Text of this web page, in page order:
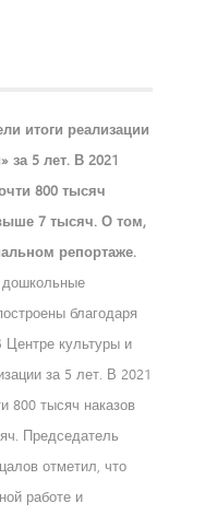
итоги реализации
5 лет. В 2021
800 тысяч
7 тысяч. О том,
репортаже.
дошкольные
благодаря
культуры и
за 5 лет. В 2021
800 тысяч наказов
Председатель
отметил, что
работе и